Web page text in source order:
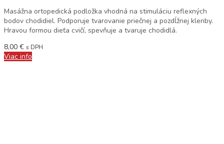
Masážna ortopedická podložka vhodná na stimuláciu reflexných
bodov chodidiel. Podporuje tvarovanie priečnej a pozdĺžnej klenby.
Hravou formou dieťa cvičí, spevňuje a tvaruje chodidlá.
8,00 € s DPH
Viac info